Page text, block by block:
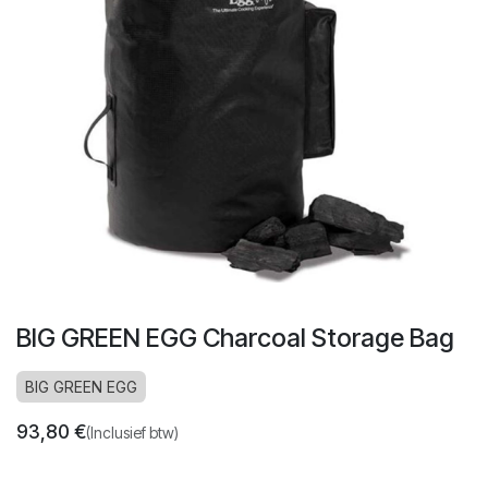
BIG GREEN EGG Charcoal Storage Bag
BIG GREEN EGG
93,80 €(Inclusief btw)